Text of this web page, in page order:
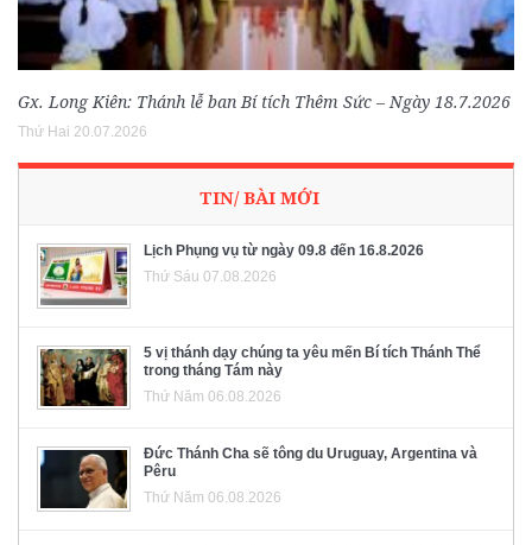
Gx. Long Kiên: Thánh lễ ban Bí tích Thêm Sức – Ngày 18.7.2026
Thứ Hai 20.07.2026
TIN/ BÀI MỚI
Lịch Phụng vụ từ ngày 09.8 đến 16.8.2026
Thứ Sáu 07.08.2026
5 vị thánh dạy chúng ta yêu mến Bí tích Thánh Thể
trong tháng Tám này
Thứ Năm 06.08.2026
Đức Thánh Cha sẽ tông du Uruguay, Argentina và
Pêru
Thứ Năm 06.08.2026